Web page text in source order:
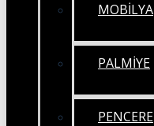
MOBİLYA
PALMİYE
PENCERE